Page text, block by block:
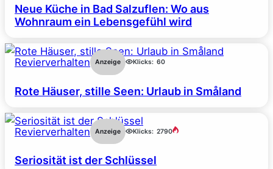
Neue Küche in Bad Salzuflen: Wo aus
Wohnraum ein Lebensgefühl wird
Revierverhalten Anzeige Klicks: 60
Rote Häuser, stille Seen: Urlaub in Småland
Revierverhalten Anzeige Klicks: 2790
Seriosität ist der Schlüssel